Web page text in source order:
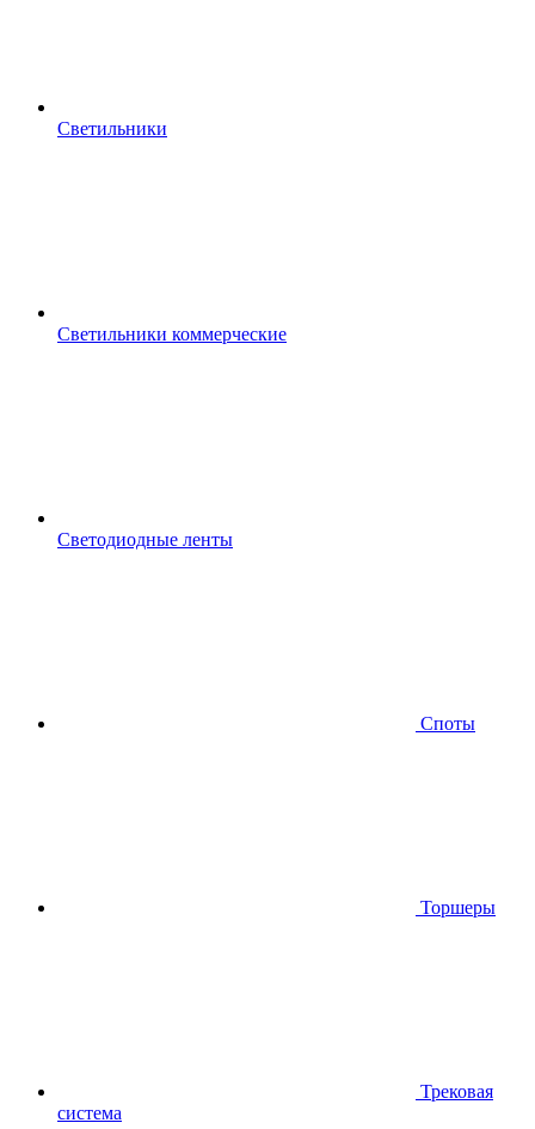
Светильники
Светильники коммерческие
Светодиодные ленты
Споты
Торшеры
Трековая
система